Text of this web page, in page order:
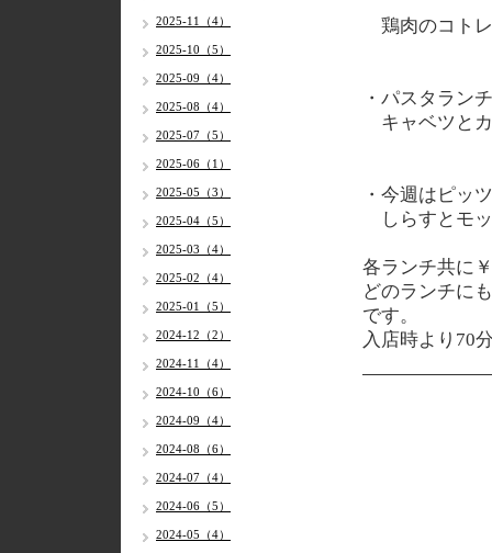
鶏肉のコト
・パスタランチ
キャベツと
・今週はピッ
しらすとモ
各ランチ共に
どのランチに
です。
入店時より70
2025-11（4）
2025-10（5）
2025-09（4）
2025-08（4）
2025-07（5）
2025-06（1）
2025-05（3）
2025-04（5）
2025-03（4）
2025-02（4）
2025-01（5）
2024-12（2）
2024-11（4）
2024-10（6）
2024-09（4）
2024-08（6）
2024-07（4）
2024-06（5）
2024-05（4）